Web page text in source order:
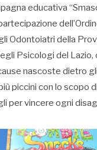
educativa
Odontoiatri della
Psicologi del Lazio,
nascoste dietro
piccini con lo scopo
per vincere ogni